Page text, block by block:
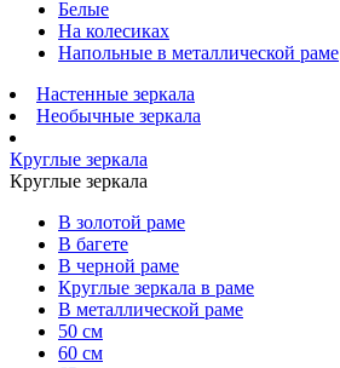
Белые
На колесиках
Напольные в металлической раме
Настенные зеркала
Необычные зеркала
Круглые зеркала
Круглые зеркала
В золотой раме
В багете
В черной раме
Круглые зеркала в раме
В металлической раме
50 см
60 см